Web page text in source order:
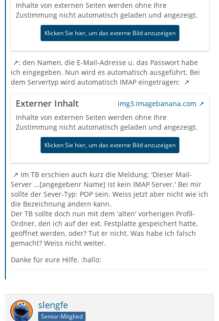
Inhalte von externen Seiten werden ohne Ihre
Zustimmung nicht automatisch geladen und angezeigt.
Klicken Sie hier, um das externe Bild anzuzeigen
; den Namen, die E-Mail-Adresse u. das Passwort habe
ich eingegeben. Nun wird es automatisch ausgeführt. Bei
dem Servertyp wird automatisch IMAP eingetragen:
Externer Inhalt
img3.imagebanana.com
Inhalte von externen Seiten werden ohne Ihre
Zustimmung nicht automatisch geladen und angezeigt.
Klicken Sie hier, um das externe Bild anzuzeigen
Im TB erschien auch kurz die Meldung: 'Dieser Mail-
Server ...[angegebenr Name] ist kein IMAP Server.' Bei mir
sollte der Sever-Typ: POP sein. Weiss jetzt aber nicht wie ich
die Bezeichnung ändern kann.
Der TB sollte doch nun mit dem 'alten' vorherigen Profil-
Ordner, den ich auf der ext. Festplatte gespeichert hatte,
geöffnet werden, oder? Tut er nicht. Was habe ich falsch
gemacht? Weiss nicht weiter.
Danke für eure Hilfe. :hallo:
slengfe
Senior-Mitglied